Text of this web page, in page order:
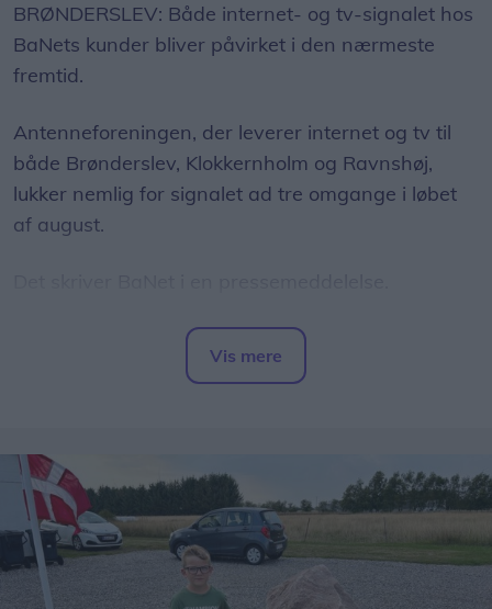
BRØNDERSLEV: Både internet- og tv-signalet hos
BaNets kunder bliver påvirket i den nærmeste
fremtid.
Antenneforeningen, der leverer internet og tv til
både Brønderslev, Klokkernholm og Ravnshøj,
lukker nemlig for signalet ad tre omgange i løbet
af august.
Nedlukningen af signalet sker, fordi BaNet
fraflytter sin adresse på Rasmus Raskvej 1 i
"Signalet vil være helt væk i perioder, så det
berører både tv og Internet - hvilket vi beklager
meget," lyder det i pressemeddelelsen.
Vis mere